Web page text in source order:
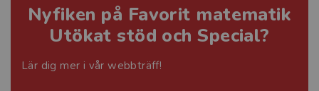
Nyfiken på Favorit matematik
Utökat stöd och Special?
Lär dig mer i vår webbträff!